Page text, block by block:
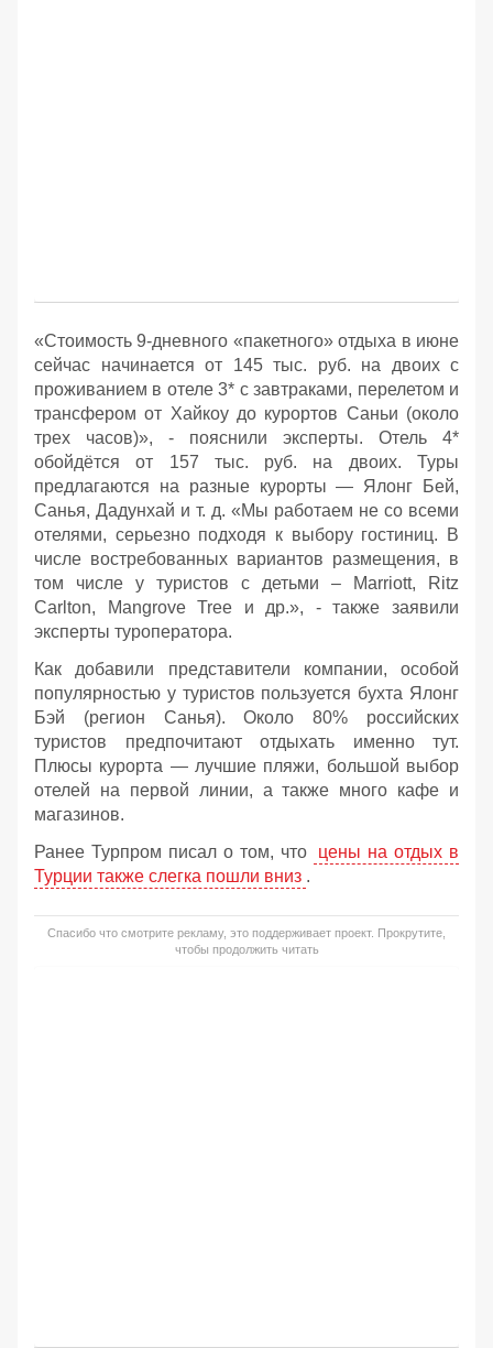
«Стоимость 9-дневного «пакетного» отдыха в июне
сейчас начинается от 145 тыс. руб. на двоих с
проживанием в отеле 3* с завтраками, перелетом и
трансфером от Хайкоу до курортов Саньи (около
трех часов)», - пояснили эксперты. Отель 4*
обойдётся от 157 тыс. руб. на двоих. Туры
предлагаются на разные курорты — Ялонг Бей,
Санья, Дадунхай и т. д. «Мы работаем не со всеми
отелями, серьезно подходя к выбору гостиниц. В
числе востребованных вариантов размещения, в
том числе у туристов с детьми – Marriott, Ritz
Carlton, Mangrove Tree и др.», - также заявили
эксперты туроператора.
Как добавили представители компании, особой
популярностью у туристов пользуется бухта Ялонг
Бэй (регион Санья). Около 80% российских
туристов предпочитают отдыхать именно тут.
Плюсы курорта — лучшие пляжи, большой выбор
отелей на первой линии, а также много кафе и
магазинов.
Ранее Турпром писал о том, что
цены на отдых в
Турции также слегка пошли вниз .
Спасибо что смотрите рекламу, это поддерживает проект. Прокрутите,
чтобы продолжить читать